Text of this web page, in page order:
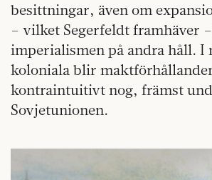
besittningar, även om
– vilket Segerfeldt framhäver
imperialismen på andra håll. I
koloniala blir
kontraintuitivt nog, främst
Sovjetunionen.